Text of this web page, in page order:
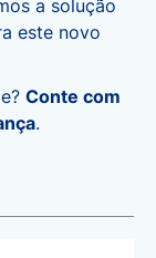
a solução
este novo
Conte com
.